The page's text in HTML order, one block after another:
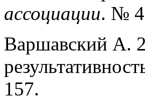
ассоциации. № 4
Варшавский А.
157.